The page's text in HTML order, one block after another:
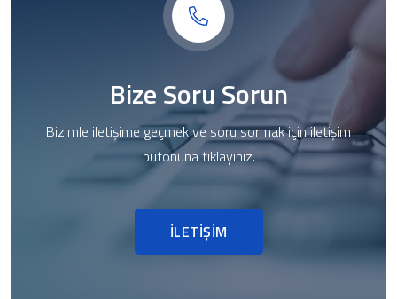
Bize Soru Sorun
Bizimle iletişime geçmek ve soru sormak için iletişim
butonuna tıklayınız.
İLETİŞİM